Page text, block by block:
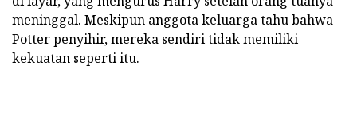
meninggal. Meskipun anggota keluarga tahu bahwa
Potter penyihir, mereka sendiri tidak memiliki
kekuatan seperti itu.